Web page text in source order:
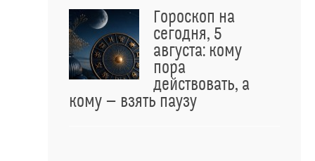
Гороскоп на
сегодня, 5
августа: кому
пора
действовать, а
кому — взять паузу